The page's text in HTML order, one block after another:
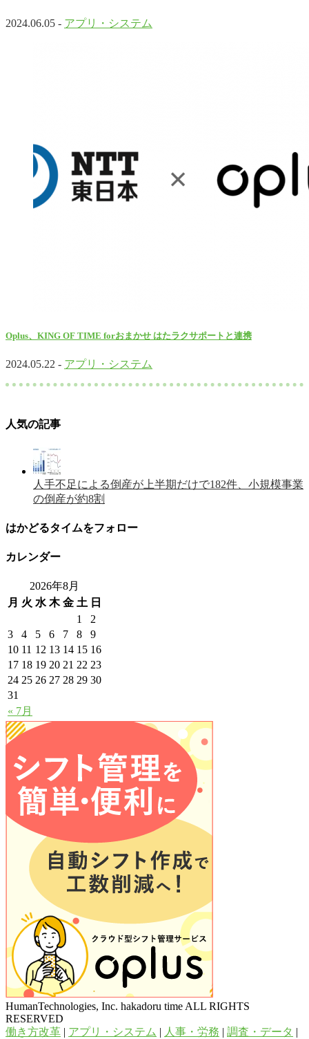
2024.06.05 - アプリ・システム
Oplus、KING OF TIME forおまかせ はたラクサポートと連携
2024.05.22 - アプリ・システム
人気の記事
人手不足による倒産が上半期だけで182件、小規模事業
の倒産が約8割
はかどるタイムをフォロー
カレンダー
2026年8月
月 火 水 木 金 土 日
« 7月
1
2
3
4 5 6 7 8
9
10 11 12 13 14 15 16
17 18 19 20 21 22 23
24 25 26 27 28 29 30
31
HumanTechnologies, Inc. hakadoru time ALL RIGHTS
RESERVED
働き方改革 | アプリ・システム | 人事・労務 | 調査・データ |